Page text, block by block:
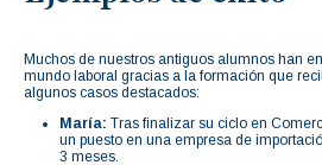
Muchos de nuestros antiguos alumnos han
mundo laboral gracias a la formación que
algunos casos destacados:
María: Tras finalizar su ciclo en
un puesto en una empresa de
3 meses.